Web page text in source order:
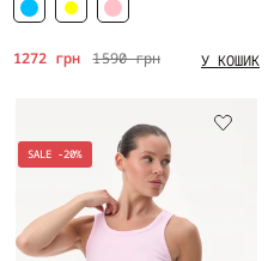
1590 грн
1272 грн У КОШИК
SALE -20%